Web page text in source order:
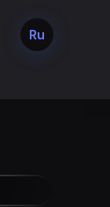
Ru